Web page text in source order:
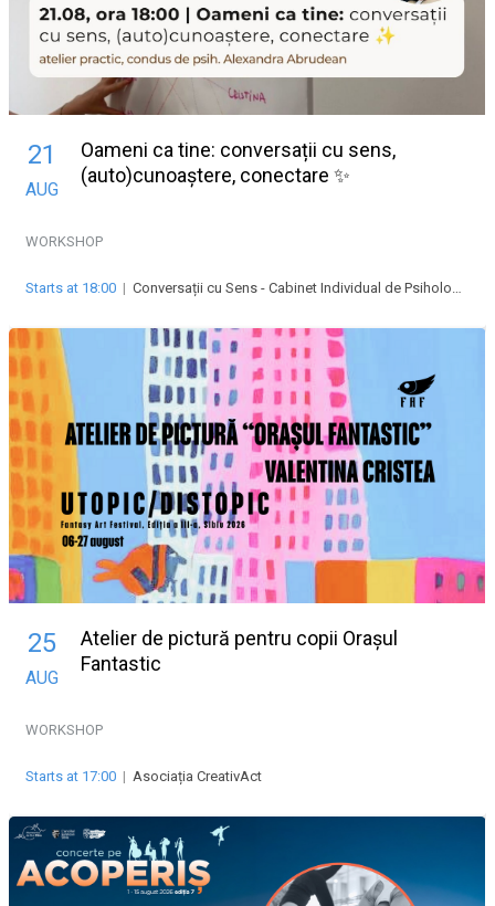
21
AUG
Oameni ca tine: conversații cu sens,
(auto)cunoaștere, conectare ✨
WORKSHOP
Starts at 18:00 | Conversații cu Sens - Cabinet Individual de Psihologie Abrudean Alexandra
25
AUG
Atelier de pictură pentru copii Orașul
Fantastic
WORKSHOP
Starts at 17:00 | Asociația CreativAct